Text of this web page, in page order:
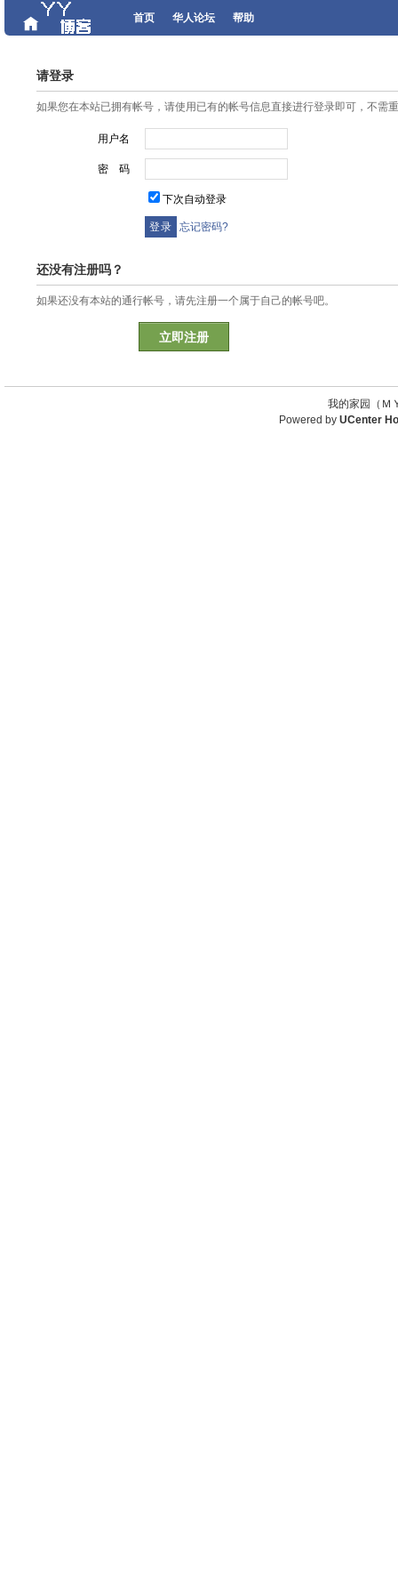
首页 华人论坛 帮助
请登录
如果您在本站已拥有帐号，请使用已有的帐号信息直接进行登录即可，不需
用户名
密 码
下次自动登录
忘记密码?
还没有注册吗？
如果还没有本站的通行帐号，请先注册一个属于自己的帐号吧。
立即注册
我的家园（
Powered by UCenter